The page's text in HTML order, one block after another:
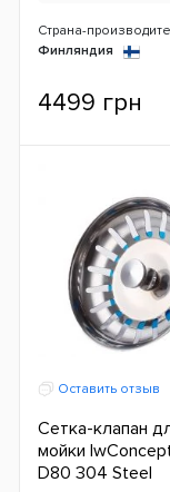
Страна-
Финляндия
4499 грн
Оставить отзыв
Сетка-клапан
мойки
D80 304 Steel